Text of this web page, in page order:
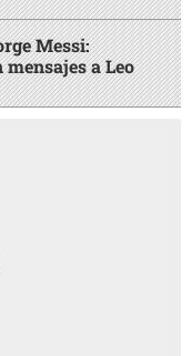
Messi:
a Leo